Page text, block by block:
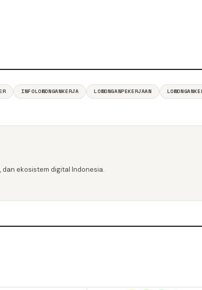
INFOLOWONGANKERJA LOWONGANPEKERJAAN
ekosistem digital Indonesia.